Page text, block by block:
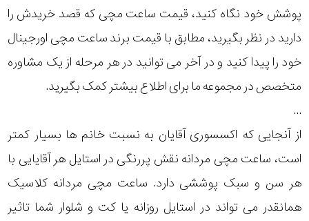
پوشش خود نگاه کنید، قیمت ساعت مچی که قصد خریدش را
دارید در نظر بگیرید، مطابق با قیمت برند ساعت مچی اورجینال
خود را پیدا کنید و در آخر می توانید در هر مرحله از یک مشاوره
متخصص در مجموعه ما برای اطلاع بیشتر کمک بگیرید.
...
از آنجایی که اکسسوری آقایان به نسبت خانم ها بسیار کمتر
است، ساعت مچی مردانه نقش پررنگی در استایل هر آقایایی با
هر سن و سبک پوششی دارد. ساعت مچی مردانه کلاسیک
همانقدر می تواند در استایل روزانه یا کت و شلوار شما تاثیر